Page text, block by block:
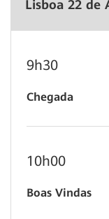
Lisboa 22 de
9h30
Chegada
10h00
Boas Vindas